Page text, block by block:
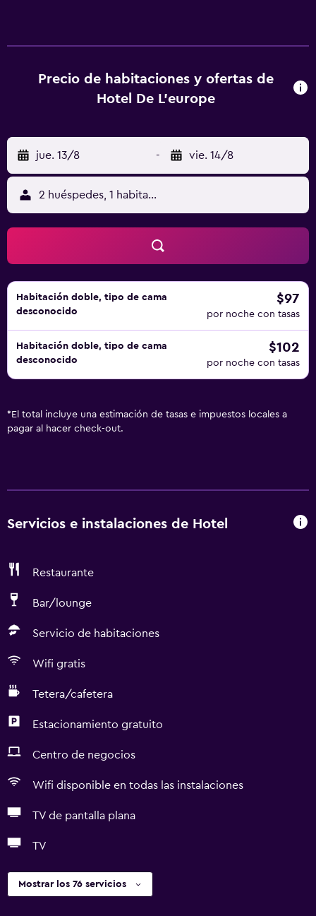
se encuentra en la carretera de Lyon a Turín y a 1 km de la
estación de tren de Maurienne. El establecimiento dispone
Precio de habitaciones y ofertas de
Hotel De L'europe
jue. 13/8 - vie. 14/8
2 huéspedes, 1 habitación
Habitación doble, tipo de cama
desconocido
$97
por noche con tasas
Habitación doble, tipo de cama
desconocido
$102
por noche con tasas
* El total incluye una estimación de tasas e impuestos locales a
pagar al hacer check-out.
Servicios e instalaciones de Hotel
Restaurante
Bar/lounge
Servicio de habitaciones
Wifi gratis
Tetera/cafetera
Estacionamiento gratuito
Centro de negocios
Wifi disponible en todas las instalaciones
TV de pantalla plana
TV
Mostrar los 76 servicios